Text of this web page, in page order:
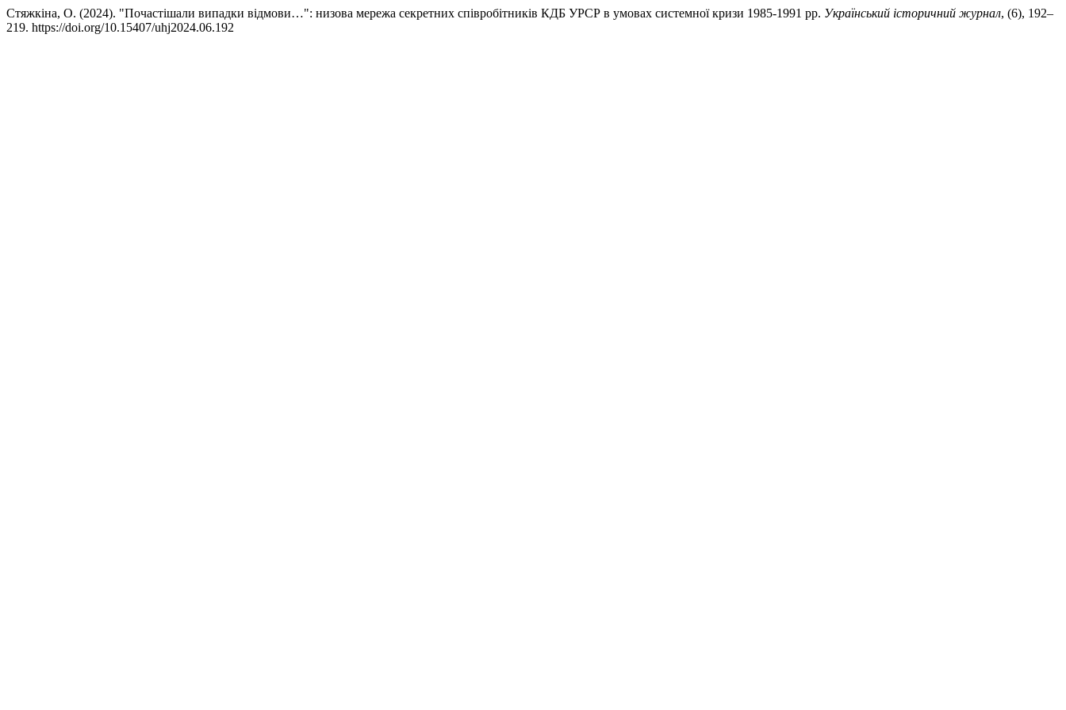
Стяжкіна, О. (2024). "Почастішали випадки відмови…": низова мережа секретних співробітників КДБ УРСР в умовах системної кризи 1985-1991 рр. Український історичний журнал, (6), 192–
219. https://doi.org/10.15407/uhj2024.06.192